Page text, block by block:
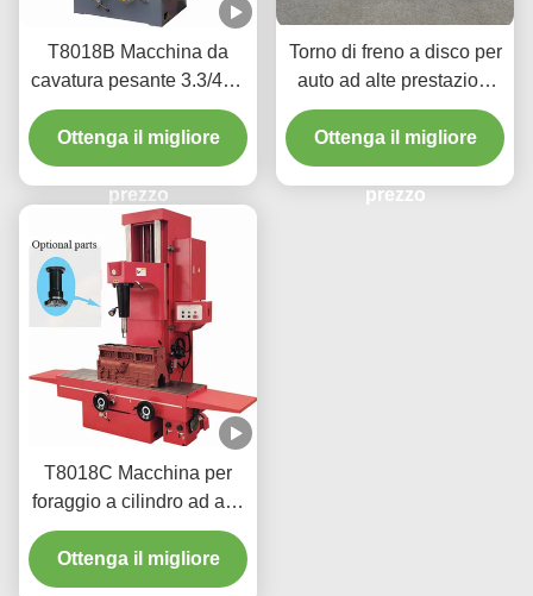
T8018B Macchina da
cavatura pesante 3.3/4kw
con un'interfaccia facile
da usare
Ottenga il migliore
prezzo
Torno di freno a disco per
auto ad alte prestazioni
220v/110v per laboratorio
T2009
Ottenga il migliore
prezzo
T8018C Macchina per
foraggio a cilindro ad alta
precisione per veicoli
pesanti
Ottenga il migliore